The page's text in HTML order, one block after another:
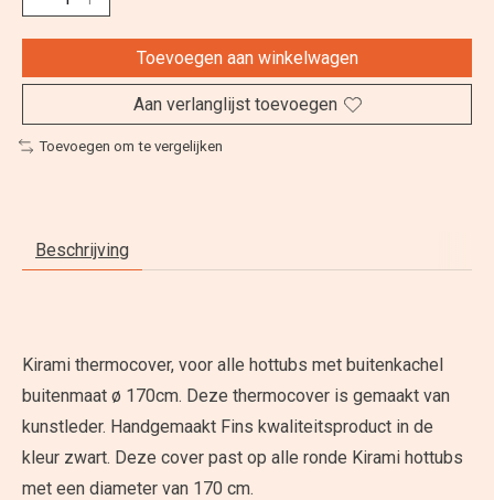
Toevoegen aan winkelwagen
Aan verlanglijst toevoegen
Toevoegen om te vergelijken
Beschrijving
Kirami thermocover, voor alle hottubs met buitenkachel
buitenmaat ø 170cm. Deze thermocover is gemaakt van
kunstleder. Handgemaakt Fins kwaliteitsproduct in de
kleur zwart. Deze cover past op alle ronde Kirami hottubs
met een diameter van 170 cm.